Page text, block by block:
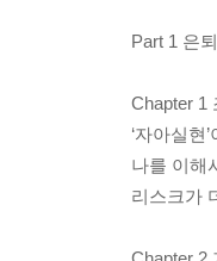
Part 1 은
Chapter 1
‘자아실현
나를 이해
리스크가